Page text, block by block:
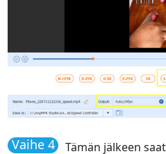
Vaihe 4
Tämän jälkeen